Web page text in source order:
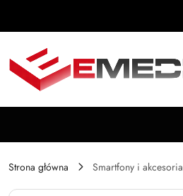
Strona główna Smartfony i akcesoria